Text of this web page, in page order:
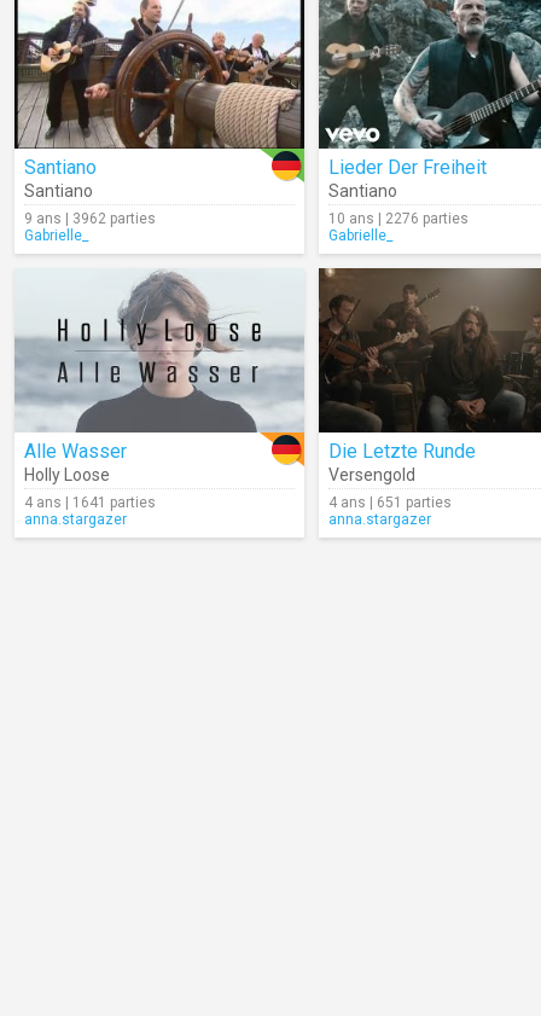
Santiano
Santiano
9 ans | 3962 parties
Gabrielle_
Lieder Der Freiheit
Santiano
10 ans | 2276 parties
Gabrielle_
Alle Wasser
Holly Loose
4 ans | 1641 parties
anna.stargazer
Die Letzte Runde
Versengold
4 ans | 651 parties
anna.stargazer